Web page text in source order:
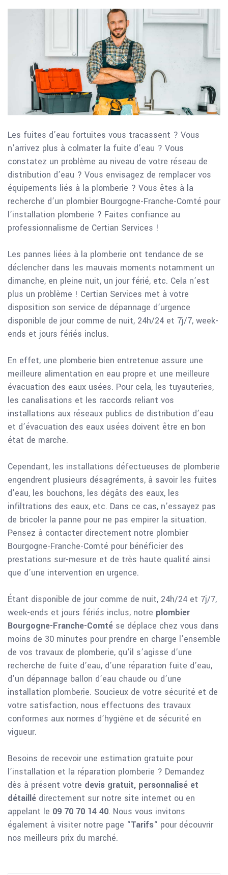
Les fuites d’eau fortuites vous tracassent ? Vous
n’arrivez plus à colmater la fuite d’eau ? Vous
constatez un problème au niveau de votre réseau de
distribution d’eau ? Vous envisagez de remplacer vos
équipements liés à la plomberie ? Vous êtes à la
recherche d’un plombier Bourgogne-Franche-Comté pour
l’installation plomberie ? Faites confiance au
professionnalisme de Certian Services !
Les pannes liées à la plomberie ont tendance de se
déclencher dans les mauvais moments notamment un
dimanche, en pleine nuit, un jour férié, etc. Cela n’est
plus un problème ! Certian Services met à votre
disposition son service de dépannage d’urgence
disponible de jour comme de nuit, 24h/24 et 7j/7, week-
ends et jours fériés inclus.
En effet, une plomberie bien entretenue assure une
meilleure alimentation en eau propre et une meilleure
évacuation des eaux usées. Pour cela, les tuyauteries,
les canalisations et les raccords reliant vos
installations aux réseaux publics de distribution d’eau
et d’évacuation des eaux usées doivent être en bon
état de marche.
Cependant, les installations défectueuses de plomberie
engendrent plusieurs désagréments, à savoir les fuites
d’eau, les bouchons, les dégâts des eaux, les
infiltrations des eaux, etc. Dans ce cas, n’essayez pas
de bricoler la panne pour ne pas empirer la situation.
Pensez à contacter directement notre plombier
Bourgogne-Franche-Comté pour bénéficier des
prestations sur-mesure et de très haute qualité ainsi
que d’une intervention en urgence.
Étant disponible de jour comme de nuit, 24h/24 et 7j/7,
week-ends et jours fériés inclus, notre plombier
Bourgogne-Franche-Comté se déplace chez vous dans
moins de 30 minutes pour prendre en charge l’ensemble
de vos travaux de plomberie, qu’il s’agisse d’une
recherche de fuite d’eau, d’une réparation fuite d’eau,
d’un dépannage ballon d’eau chaude ou d’une
installation plomberie. Soucieux de votre sécurité et de
votre satisfaction, nous effectuons des travaux
conformes aux normes d’hygiène et de sécurité en
vigueur.
Besoins de recevoir une estimation gratuite pour
l’installation et la réparation plomberie ? Demandez
dès à présent votre devis gratuit, personnalisé et
détaillé directement sur notre site internet ou en
appelant le 09 70 70 14 40. Nous vous invitons
également à visiter notre page “Tarifs“ pour découvrir
nos meilleurs prix du marché.